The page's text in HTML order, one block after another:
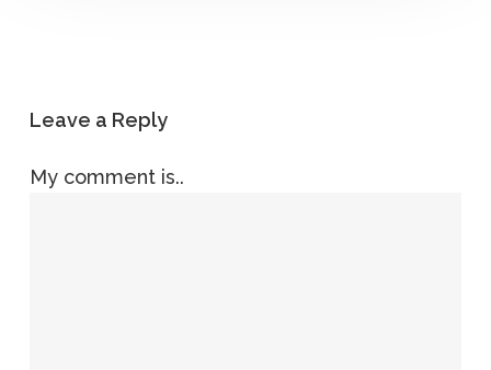
Leave a Reply
My comment is..